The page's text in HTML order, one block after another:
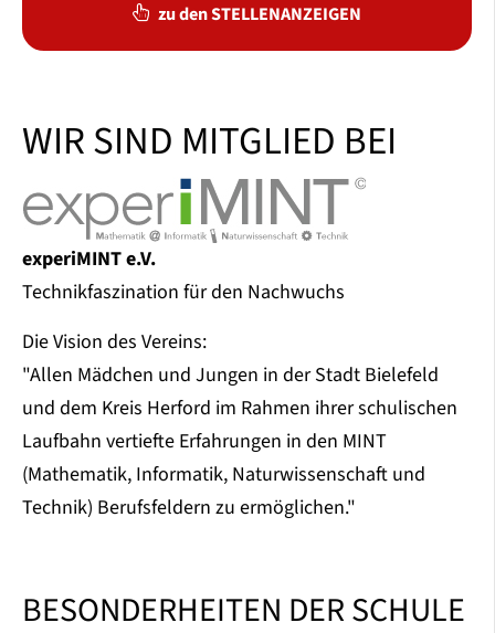
zu den STELLENANZEIGEN
WIR SIND MITGLIED BEI
experiMINT e.V.
Technikfaszination für den Nachwuchs
Die Vision des Vereins:
"Allen Mädchen und Jungen in der Stadt Bielefeld
und dem Kreis Herford im Rahmen ihrer schulischen
Laufbahn vertiefte Erfahrungen in den MINT
(Mathematik, Informatik, Naturwissenschaft und
Technik) Berufsfeldern zu ermöglichen."
BESONDERHEITEN DER SCHULE